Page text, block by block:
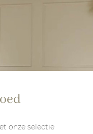
onze selectie